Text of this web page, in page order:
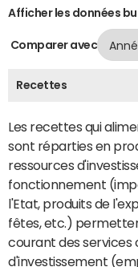
Afficher les données
Comparer avec
Recettes
Les recettes qui
sont réparties en
ressources
fonctionnement
l'Etat, produits de
fêtes, etc.)
courant des services
d'investissement